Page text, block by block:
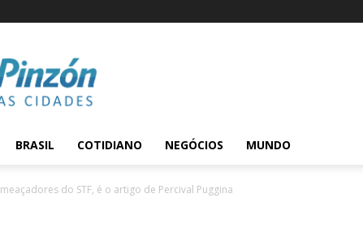
BRASIL COTIDIANO NEGÓCIOS MUNDO
do STF, é o artigo de Percival Puggina